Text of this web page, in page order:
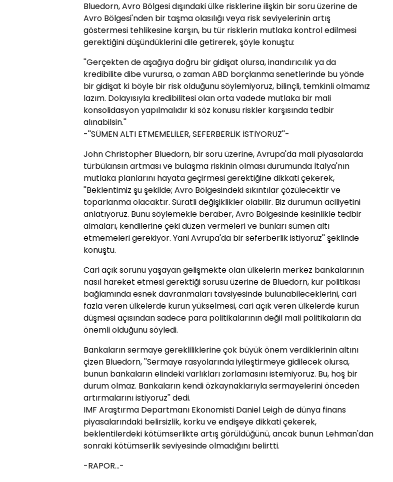
Bluedorn, Avro Bölgesi dışındaki ülke risklerine ilişkin bir soru üzerine de
Avro Bölgesi'nden bir taşma olasılığı veya risk seviyelerinin artış
göstermesi tehlikesine karşın, bu tür risklerin mutlaka kontrol edilmesi
gerektiğini düşündüklerini dile getirerek, şöyle konuştu:
''Gerçekten de aşağıya doğru bir gidişat olursa, inandırıcılık ya da
kredibilite dibe vurursa, o zaman ABD borçlanma senetlerinde bu yönde
bir gidişat ki böyle bir risk olduğunu söylemiyoruz, bilinçli, temkinli olmamız
lazım. Dolayısıyla kredibilitesi olan orta vadede mutlaka bir mali
konsolidasyon yapılmalıdır ki söz konusu riskler karşısında tedbir
alınabilsin.''
-''SÜMEN ALTI ETMEMELİLER, SEFERBERLİK İSTİYORUZ''-
John Christopher Bluedorn, bir soru üzerine, Avrupa'da mali piyasalarda
türbülansın artması ve bulaşma riskinin olması durumunda İtalya'nın
mutlaka planlarını hayata geçirmesi gerektiğine dikkati çekerek,
''Beklentimiz şu şekilde; Avro Bölgesindeki sıkıntılar çözülecektir ve
toparlanma olacaktır. Süratli değişiklikler olabilir. Biz durumun aciliyetini
anlatıyoruz. Bunu söylemekle beraber, Avro Bölgesinde kesinlikle tedbir
almaları, kendilerine çeki düzen vermeleri ve bunları sümen altı
etmemeleri gerekiyor. Yani Avrupa'da bir seferberlik istiyoruz'' şeklinde
konuştu.
Cari açık sorunu yaşayan gelişmekte olan ülkelerin merkez bankalarının
nasıl hareket etmesi gerektiği sorusu üzerine de Bluedorn, kur politikası
bağlamında esnek davranmaları tavsiyesinde bulunabileceklerini, cari
fazla veren ülkelerde kurun yükselmesi, cari açık veren ülkelerde kurun
düşmesi açısından sadece para politikalarının değil mali politikaların da
önemli olduğunu söyledi.
Bankaların sermaye gerekliliklerine çok büyük önem verdiklerinin altını
çizen Bluedorn, ''Sermaye rasyolarında iyileştirmeye gidilecek olursa,
bunun bankaların elindeki varlıkları zorlamasını istemiyoruz. Bu, hoş bir
durum olmaz. Bankaların kendi özkaynaklarıyla sermayelerini önceden
artırmalarını istiyoruz'' dedi.
IMF Araştırma Departmanı Ekonomisti Daniel Leigh de dünya finans
piyasalarındaki belirsizlik, korku ve endişeye dikkati çekerek,
beklentilerdeki kötümserlikte artış görüldüğünü, ancak bunun Lehman'dan
sonraki kötümserlik seviyesinde olmadığını belirtti.
-RAPOR...-